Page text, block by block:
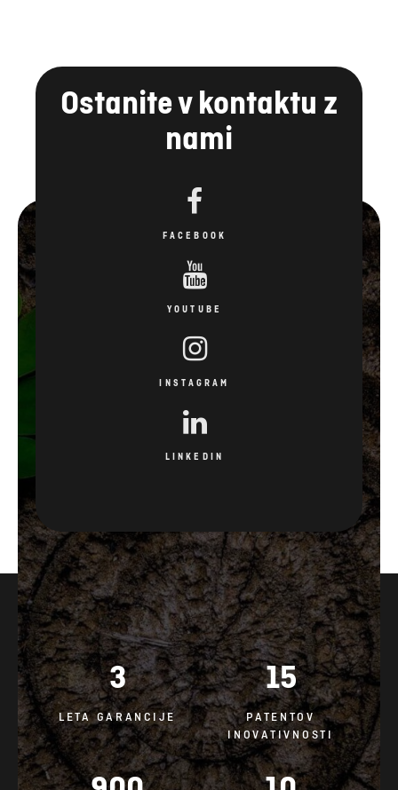
Ostanite v kontaktu z
nami
FACEBOOK
YOUTUBE
INSTAGRAM
LINKEDIN
3
LETA GARANCIJE
15
PATENTOV
INOVATIVNOSTI